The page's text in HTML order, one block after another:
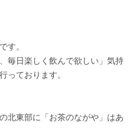
す。
毎日楽しく飲んで欲しい」気持
っております。
北東部に「お茶のながや」はあ